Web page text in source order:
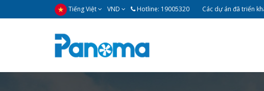
Tiếng Việt VND Hotline: 19005320 Các dự án đã triển